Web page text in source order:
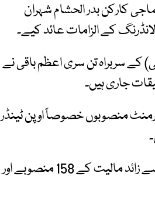
کارکن بدر الحشام شہران
کے الزامات عائد کیے۔
سربراہ تن سری اعظم باقی نے
منصوبوں خصوصاً اوپن ٹینڈر
جانچ پڑتال میں 2023 سے 2025 کے درمیان 5 لاکھ رنگٹ سے زائد مالیت کے 158 منصوبے اور